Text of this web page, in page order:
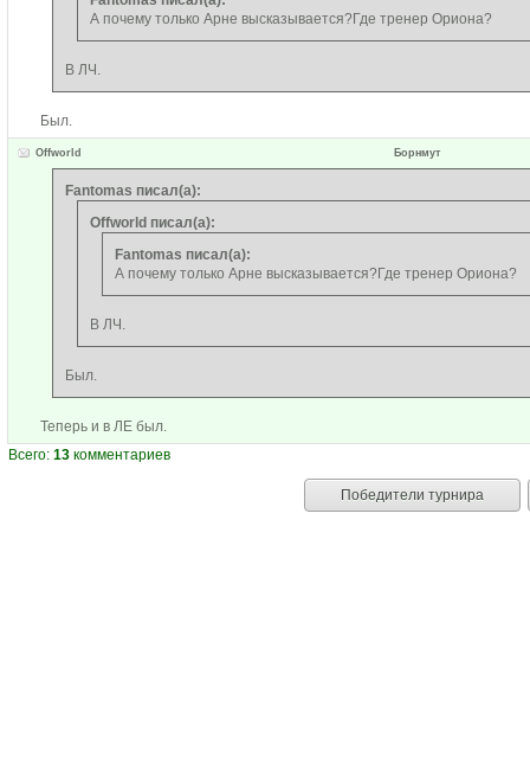
А почему только Арне высказывается?Где тренер Ориона?
В ЛЧ.
Был.
Offworld Борнмут
Fantomas писал(а):
Offworld писал(а):
Fantomas писал(а):
А почему только Арне высказывается?Где тренер Ориона?
В ЛЧ.
Был.
Теперь и в ЛЕ был.
Всего: 13 комментариев
Победители турнира